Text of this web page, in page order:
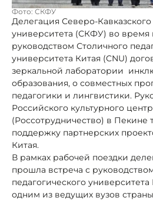
Фото: СКФУ
Делегация Северо-
университета (СКФУ) во время
руководством Столичного
университета Китая (CNU)
зеркальной лаборатории
образования, о совместных
педагогики и лингвистики.
Российского культурного
(Россотрудничество) в Пекине
поддержку партнерских
Китая.
В рамках рабочей поездки
прошла встреча с
педагогического
одним из ведущих вузов